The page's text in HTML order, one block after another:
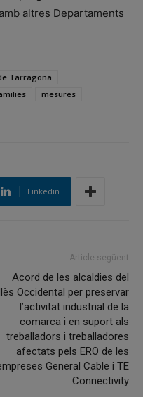
altres Departaments
Tarragona
mesures
Linkedin
Article següent
Acord de les alcaldies del
Occidental per preservar
l’activitat industrial de la
comarca i en suport als
treballadors i treballadores
afectats pels ERO de les
General Cable i TE
Connectivity